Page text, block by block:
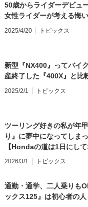
50歳からライダーデビュ
女性ライダーが考える悔
2025/4/20 トピックス
新型『NX400』ってバイ
産終了した『400X』と比
2025/2/1 トピックス
ツーリング好きの私が年
り』に夢中になってしま
【Hondaの道は1日にし
ンプレ・レビュー 前編】
2026/3/1 トピックス
通勤・通学、二人乗りも
ックス125』は初心者の人